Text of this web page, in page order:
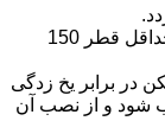
در بالای محل نصب آبگرمکن دودکشی با حداقل قطر 150
در برابر یخ زدگی
شود و از نصب آن